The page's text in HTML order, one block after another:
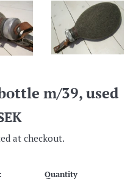
m/39, used
at checkout.
Quantity